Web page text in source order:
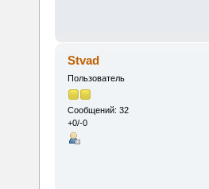
Stvad
Пользователь
Сообщений: 32
+0/-0